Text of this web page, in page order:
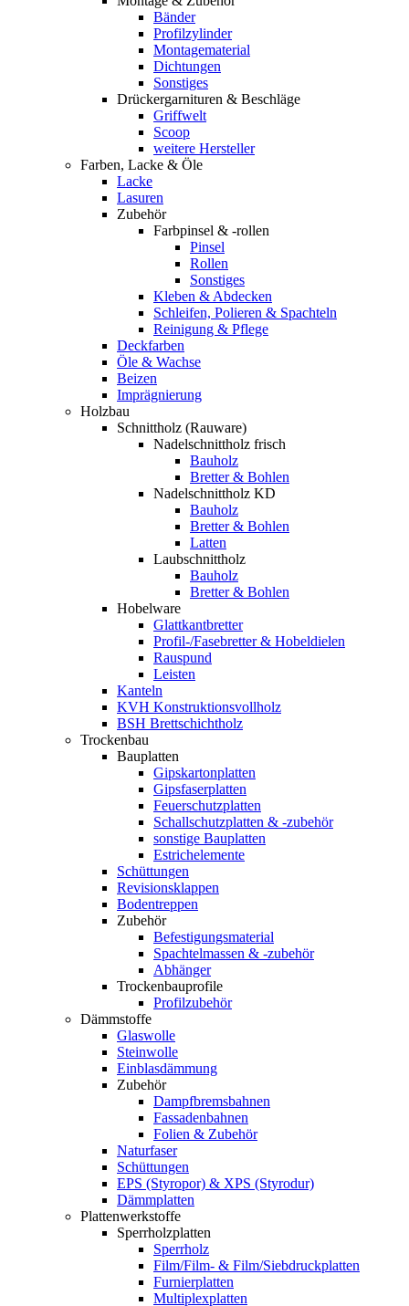
Bänder
Profilzylinder
Montagematerial
Dichtungen
Sonstiges
Drückergarnituren & Beschläge
Griffwelt
Scoop
weitere Hersteller
Farben, Lacke & Öle
Lacke
Lasuren
Zubehör
Farbpinsel & -rollen
Pinsel
Rollen
Sonstiges
Kleben & Abdecken
Schleifen, Polieren & Spachteln
Reinigung & Pflege
Deckfarben
Öle & Wachse
Beizen
Imprägnierung
Holzbau
Schnittholz (Rauware)
Nadelschnittholz frisch
Bauholz
Bretter & Bohlen
Nadelschnittholz KD
Bauholz
Bretter & Bohlen
Latten
Laubschnittholz
Bauholz
Bretter & Bohlen
Hobelware
Glattkantbretter
Profil-/Fasebretter & Hobeldielen
Rauspund
Leisten
Kanteln
KVH Konstruktionsvollholz
BSH Brettschichtholz
Trockenbau
Bauplatten
Gipskartonplatten
Gipsfaserplatten
Feuerschutzplatten
Schallschutzplatten & -zubehör
sonstige Bauplatten
Estrichelemente
Schüttungen
Revisionsklappen
Bodentreppen
Zubehör
Befestigungsmaterial
Spachtelmassen & -zubehör
Abhänger
Trockenbauprofile
Profilzubehör
Dämmstoffe
Glaswolle
Steinwolle
Einblasdämmung
Zubehör
Dampfbremsbahnen
Fassadenbahnen
Folien & Zubehör
Naturfaser
Schüttungen
EPS (Styropor) & XPS (Styrodur)
Dämmplatten
Plattenwerkstoffe
Sperrholzplatten
Sperrholz
Film/Film- & Film/Siebdruckplatten
Furnierplatten
Multiplexplatten